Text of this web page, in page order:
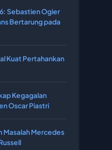
Sebastien Ogier
Bertarung pada
Kuat Pertahankan
Kegagalan
Oscar Piastri
Masalah Mercedes